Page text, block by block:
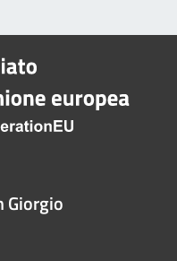
Giorgio